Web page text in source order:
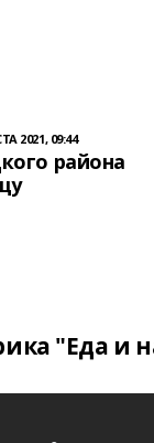
2021, 09:44
района
"Еда и